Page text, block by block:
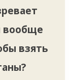
вообще
взять